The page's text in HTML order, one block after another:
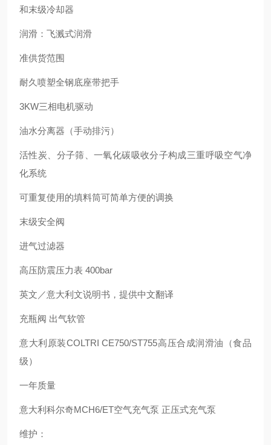
和末级冷却器
润滑：飞溅式润滑
准供货范围
耐久喷塑全钢底座带把手
3KW三相电机驱动
油水分离器（手动排污）
活性炭、分子筛、一氧化碳吸收分子构成三重呼吸空气净
化系统
可重复使用的填料筒可简单方便的调换
末级安全阀
进气过滤器
高压防震压力表 400bar
英文／意大利文说明书，提供中文翻译
充瓶阀 出气软管
意大利原装COLTRI CE750/ST755高压合成润滑油（食品
级）
一年质量
意大利科尔奇MCH6/ET空气充气泵 正压式充气泵
维护：